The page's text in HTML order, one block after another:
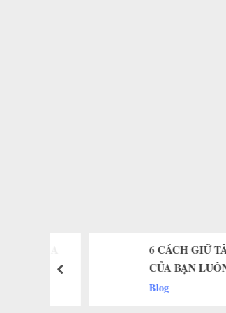
6 CÁCH GIỮ TÂM
CỦA BẠN LUÔN
prev